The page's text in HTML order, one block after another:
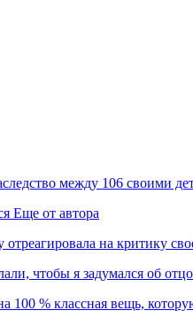
между 106 своими
Еще от автора
на критику
чтобы я задумался об
100 % классная вещь,